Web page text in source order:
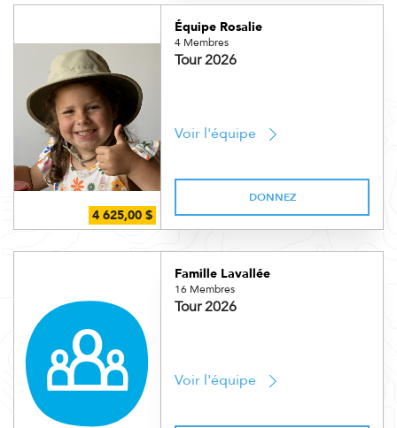
Équipe Rosalie
4 Membres
Tour 2026
Voir l'équipe
DONNEZ
Famille Lavallée
16 Membres
Tour 2026
Voir l'équipe